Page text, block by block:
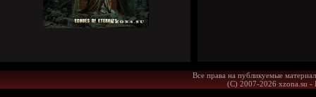
Все права на публикуемые
(С) 2007-2026 xzona.su -